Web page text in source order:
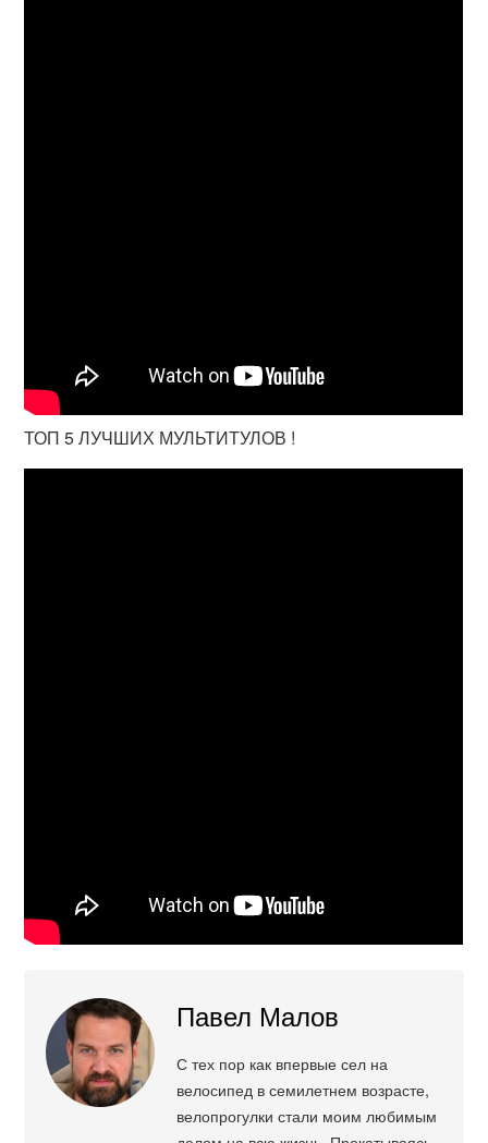
ТОП 5 ЛУЧШИХ МУЛЬТИТУЛОВ !
Павел Малов
С тех пор как впервые сел на
велосипед в семилетнем возрасте,
велопрогулки стали моим любимым